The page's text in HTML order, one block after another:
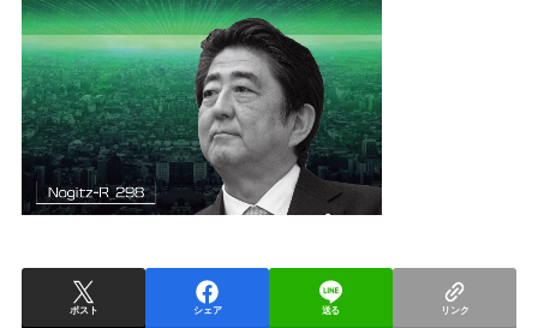
ポスト シェア 送る リンク